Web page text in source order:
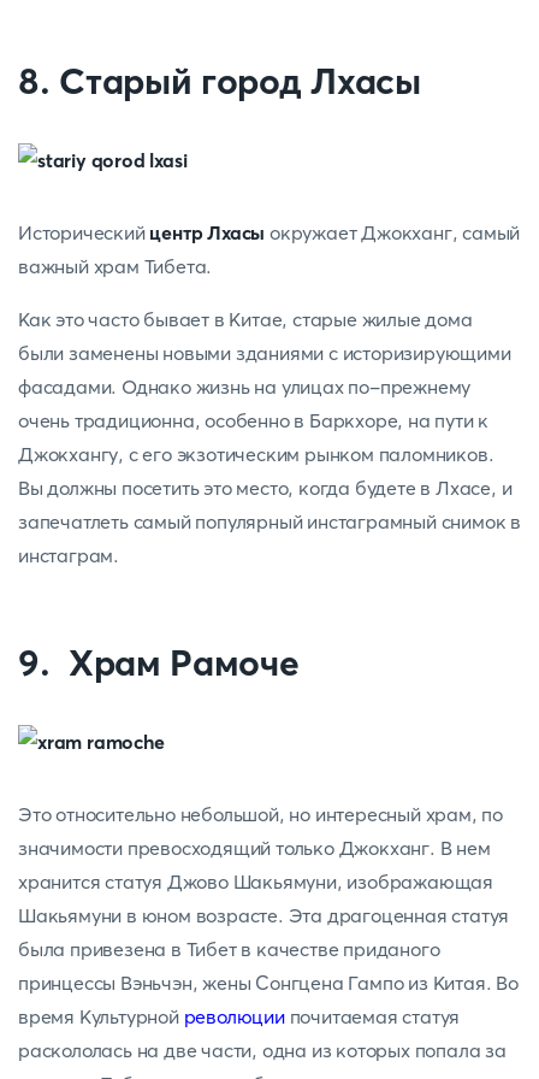
8. Старый город Лхасы
Исторический центр Лхасыокружает Джокханг, самый
важный храм Тибета.
Как это часто бывает в Китае, старые жилые дома
были заменены новыми зданиями с историзирующими
фасадами. Однако жизнь на улицах по-прежнему
очень традиционна, особенно в Баркхоре, на пути к
Джокхангу, с его экзотическим рынком паломников.
Вы должны посетить это место, когда будете в Лхасе, и
запечатлеть самый популярный инстаграмный снимок в
инстаграм.
9. Храм Рамоче
Это относительно небольшой, но интересный храм, по
значимости превосходящий только Джокханг. В нем
хранится статуя Джово Шакьямуни, изображающая
Шакьямуни в юном возрасте. Эта драгоценная статуя
была привезена в Тибет в качестве приданого
принцессы Вэньчэн, жены Сонгцена Гампо из Китая. Во
время Культурной революциипочитаемая статуя
раскололась на две части, одна из которых попала за